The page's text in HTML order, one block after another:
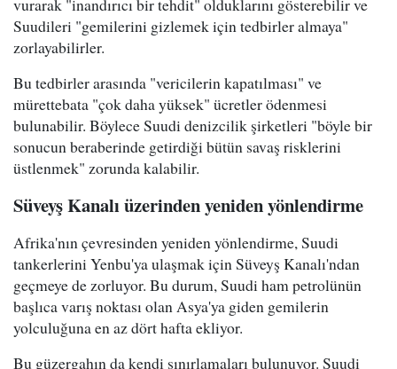
vurarak "inandırıcı bir tehdit" olduklarını gösterebilir ve
Suudileri "gemilerini gizlemek için tedbirler almaya"
zorlayabilirler.
Bu tedbirler arasında "vericilerin kapatılması" ve
mürettebata "çok daha yüksek" ücretler ödenmesi
bulunabilir. Böylece Suudi denizcilik şirketleri "böyle bir
sonucun beraberinde getirdiği bütün savaş risklerini
üstlenmek" zorunda kalabilir.
Süveyş Kanalı üzerinden yeniden yönlendirme
Afrika'nın çevresinden yeniden yönlendirme, Suudi
tankerlerini Yenbu'ya ulaşmak için Süveyş Kanalı'ndan
geçmeye de zorluyor. Bu durum, Suudi ham petrolünün
başlıca varış noktası olan Asya'ya giden gemilerin
yolculuğuna en az dört hafta ekliyor.
Bu güzergahın da kendi sınırlamaları bulunuyor. Suudi